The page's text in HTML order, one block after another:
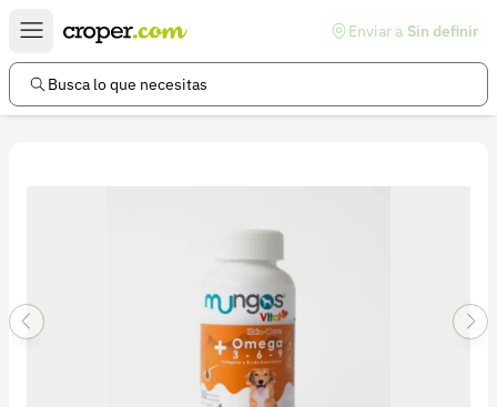
Enviar a Sin definir
Busca lo que necesitas
Enlaces de interés
Preguntas frecuentes
Política de privacidad